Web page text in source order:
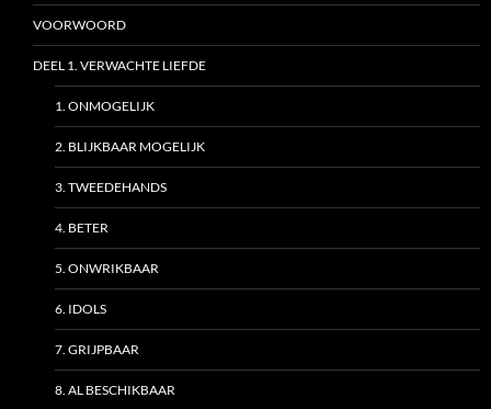
VOORWOORD
DEEL 1. VERWACHTE LIEFDE
1. ONMOGELIJK
2. BLIJKBAAR MOGELIJK
3. TWEEDEHANDS
4. BETER
5. ONWRIKBAAR
6. IDOLS
7. GRIJPBAAR
8. AL BESCHIKBAAR